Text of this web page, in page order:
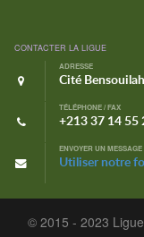
CONTACTER LA LIGUE
ADRESSE
Cité
TÉLÉPHONE / FAX
+213 37 14 55
ENVOYER UN MESSAGE
Utiliser notre
© 2015 - 2023